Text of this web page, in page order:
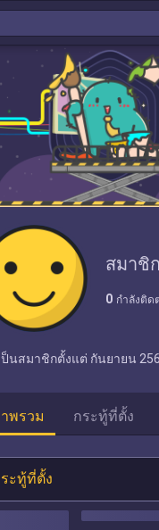
สมาชิ
0 กำลังติด
ป็นสมาชิกตั้งแต่ กันยายน
พรวม กระทู้ที่ตั้ง
ะทู้ที่ตั้ง